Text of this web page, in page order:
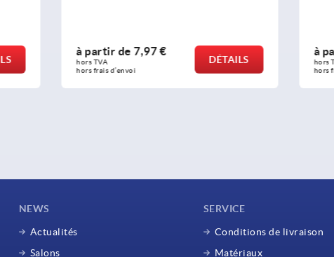
DÉTAILS
à partir de30,16 €
hors TVA
hors frais d’envoi
DÉTAILS
NEWS
Actualités
Salons
SERVICE
Conditions de livraison
Matériaux